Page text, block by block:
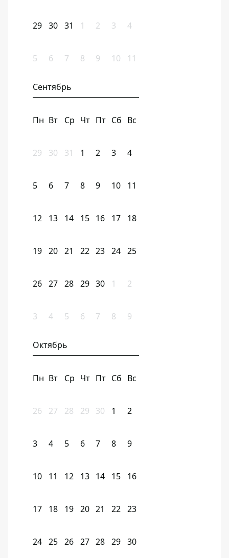
29 30 31 1 2 3 4
5 6 7 8 9 10 11
Сентябрь
Пн Вт Ср Чт Пт Сб Вс
29 30 31 1 2 3 4
5 6 7 8 9 10 11
12 13 14 15 16 17 18
19 20 21 22 23 24 25
26 27 28 29 30 1 2
3 4 5 6 7 8 9
Октябрь
Пн Вт Ср Чт Пт Сб Вс
26 27 28 29 30 1 2
3 4 5 6 7 8 9
10 11 12 13 14 15 16
17 18 19 20 21 22 23
24 25 26 27 28 29 30